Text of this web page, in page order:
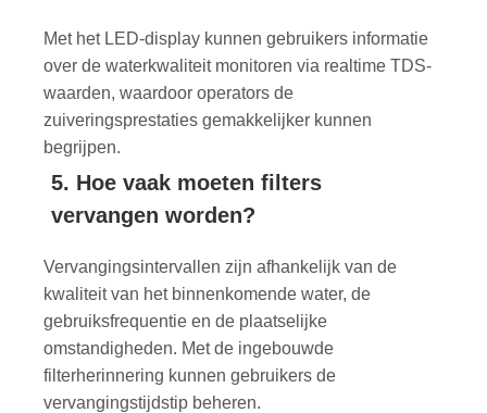
Met het LED-display kunnen gebruikers informatie
over de waterkwaliteit monitoren via realtime TDS-
waarden, waardoor operators de
zuiveringsprestaties gemakkelijker kunnen
begrijpen.
5. Hoe vaak moeten filters
vervangen worden?
Vervangingsintervallen zijn afhankelijk van de
kwaliteit van het binnenkomende water, de
gebruiksfrequentie en de plaatselijke
omstandigheden. Met de ingebouwde
filterherinnering kunnen gebruikers de
vervangingstijdstip beheren.